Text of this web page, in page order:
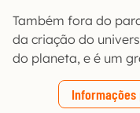
Também fora do
da criação do
do planeta, e é um